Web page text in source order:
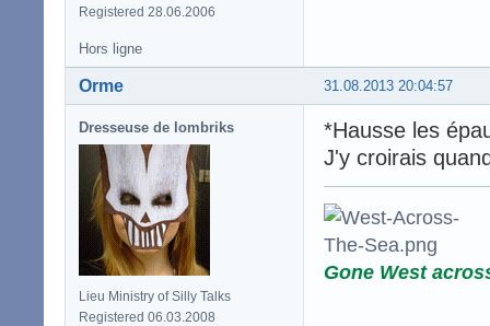
Registered 28.06.2006
Hors ligne
31.08.2013 20:04:57
Orme
Dresseuse de lombriks
Lieu Ministry of Silly Talks
Registered 06.03.2008
*Hausse les
J'y croirais
Gone West